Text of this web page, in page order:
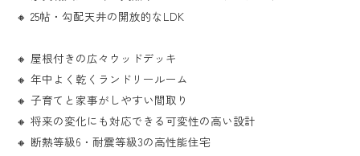
🔸 25帖・勾配天井の開放的なLDK
🔸 屋根付きの広々ウッドデッキ
🔸 年中よく乾くランドリールーム
🔸 子育てと家事がしやすい間取り
🔸 将来の変化にも対応できる可変性の高い設計
🔸 断熱等級6・耐震等級3の高性能住宅